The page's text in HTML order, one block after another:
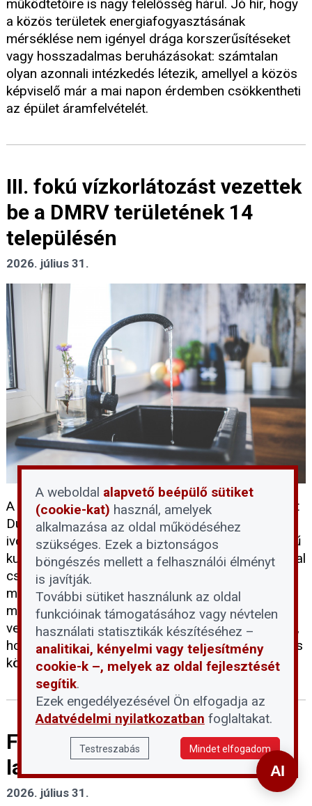
működtetőire is nagy felelősség hárul. Jó hír, hogy
a közös területek energiafogyasztásának
mérséklése nem igényel drága korszerűsítéseket
vagy hosszadalmas beruházásokat: számtalan
olyan azonnali intézkedés létezik, amellyel a közös
képviselő már a mai napon érdemben csökkentheti
az épület áramfelvételét.
III. fokú vízkorlátozást vezettek
be a DMRV területének 14
településén
2026. július 31.
A tartós hőség és a történelmi mélypontra süllyedt
Duna-vízállás egyszerre terheli a térség
ivóvízellátását. A DMRV Zrt. szerint a parti szűrésű
kutak víztermelő kapacitása mintegy 30 százalékkal
csökkent, miközben a vízfogyasztás
másfélszeresére emelkedett, ezért a Pilisi-
medence 14 településén III. fokú vízkorlátozást
vezettek be. A kormány eközben arra figyelmeztet,
hogy a tartós vízhiányos időszakok a klímaváltozás
következtében egyre gyakoribbá válhatnak.
Fontos tudnivalókat közölt a
lakáskiadásról a NAV
2026. július 31.
A weboldal alapvető beépülő sütiket
(cookie-kat) használ, amelyek
alkalmazása az oldal működéséhez
szükséges. Ezek a biztonságos
böngészés mellett a felhasználói élményt
is javítják.
További sütiket használunk az oldal
funkcióinak támogatásához vagy névtelen
használati statisztikák készítéséhez –
analitikai, kényelmi vagy teljesítmény
cookie-k –, melyek az oldal fejlesztését
segítik.
Ezek engedélyezésével Ön elfogadja az
Adatvédelmi nyilatkozatban foglaltakat.
Testreszabás Mindet elfogadom